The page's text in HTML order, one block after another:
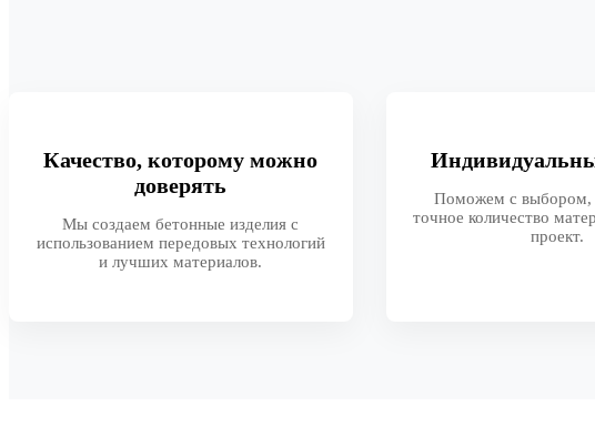
Качество, которому можно
доверять
Мы создаем бетонные изделия с
использованием передовых технологий
и лучших материалов.
Поможем с выбором,
точное количество
проект.